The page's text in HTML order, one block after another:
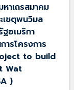
าเถรสมาคม
เชตุพนวิมล
อเมริกา
ารโครงการ
to build
Wat
)